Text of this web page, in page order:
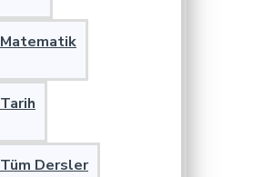
Matematik
Tarih
Tüm Dersler